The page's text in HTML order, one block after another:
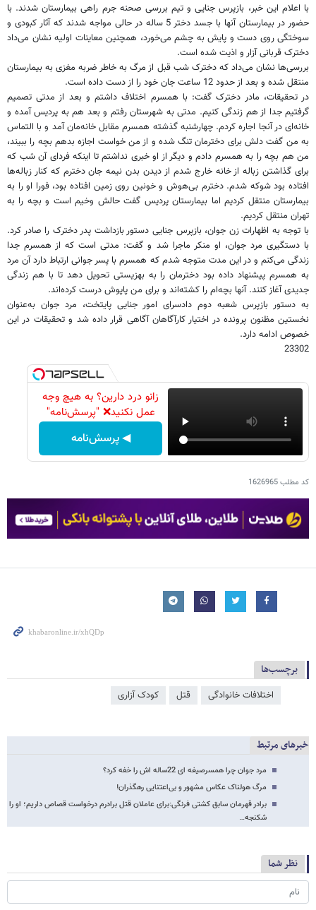
با اعلام این خبر، بازپرس جنایی و تیم بررسی صحنه جرم راهی بیمارستان شدند. با
حضور در بیمارستان آنها با جسد دختر 5 ساله در حالی مواجه شدند که آثار کبودی و
سوختگی روی دست و پایش به چشم می‌خورد، همچنین معاینات اولیه نشان می‌داد
دخترک قربانی آزار و اذیت شده است.
بررسی‌ها نشان می‌داد که دخترک شب قبل از مرگ به خاطر ضربه مغزی به بیمارستان
منتقل شده و بعد از حدود 12 ساعت جان خود را از دست داده است.
در تحقیقات، مادر دخترک گفت: با همسرم اختلاف داشتم و بعد از مدتی تصمیم
گرفتیم جدا از هم زندگی کنیم. مدتی به شهرستان رفتم و بعد هم به پردیس آمده و
خانه‌ای در آنجا اجاره کردم. چهارشنبه گذشته همسرم مقابل خانه‌مان آمد و با التماس
به من گفت دلش برای دخترمان تنگ شده و از من خواست اجازه بدهم بچه را ببیند،
من هم بچه را به همسرم دادم و دیگر از او خبری نداشتم تا اینکه فردای آن شب که
برای گذاشتن زباله از خانه خارج شدم از دیدن بدن نیمه جان دخترم که کنار زباله‌ها
افتاده بود شوکه شدم. دخترم بی‌هوش و خونین روی زمین افتاده بود، فورا او را به
بیمارستان منتقل کردیم اما بیمارستان پردیس گفت حالش وخیم است و بچه را به
تهران منتقل کردیم.
با توجه به اظهارات زن جوان، بازپرس جنایی دستور بازداشت پدر دخترک را صادر کرد.
با دستگیری مرد جوان، او منکر ماجرا شد و گفت: مدتی است که از همسرم جدا
زندگی می‌کنم و در این مدت متوجه شدم که همسرم با پسر جوانی ارتباط دارد آن مرد
به همسرم پیشنهاد داده بود دخترمان را به بهزیستی تحویل دهد تا با هم زندگی
جدیدی آغاز کنند. آنها بچه‌ام را کشته‌اند و برای من پاپوش درست کرده‌اند.
به دستور بازپرس شعبه دوم دادسرای امور جنایی پایتخت، مرد جوان به‌عنوان
نخستین مظنون پرونده در اختیار کارآگاهان آگاهی قرار داده شد و تحقیقات در این
خصوص ادامه دارد.
23302
زانو درد دارین؟ به هیچ وجه
عمل نکنید❌ "پرسش‌نامه"
◀ پرسش‌نامه
کد مطلب1626965
برچسب‌ها
اختلافات خانوادگی قتل کودک آزاری
خبرهای مرتبط
مرد جوان چرا همسرصیغه ای 22ساله اش را خفه کرد؟
مرگ هولناک عکاس مشهور و بی‌اعتنایی رهگذران!
برادر قهرمان سابق کشتی فرنگی:برای عاملان قتل برادرم درخواست قصاص داریم؛ او را
شکنجه…
نظر شما